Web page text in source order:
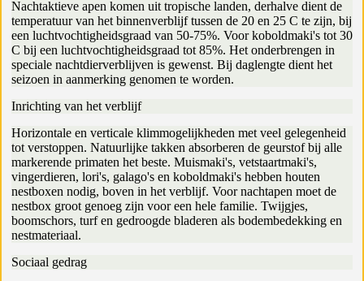
Nachtaktieve apen komen uit tropische landen, derhalve dient de
temperatuur van het binnenverblijf tussen de 20 en 25 C te zijn, bij
een luchtvochtigheidsgraad van 50-75%. Voor koboldmaki's tot 30
C bij een luchtvochtigheidsgraad tot 85%. Het onderbrengen in
speciale nachtdierverblijven is gewenst. Bij daglengte dient het
seizoen in aanmerking genomen te worden.
Inrichting van het verblijf
Horizontale en verticale klimmogelijkheden met veel gelegenheid
tot verstoppen. Natuurlijke takken absorberen de geurstof bij alle
markerende primaten het beste. Muismaki's, vetstaartmaki's,
vingerdieren, lori's, galago's en koboldmaki's hebben houten
nestboxen nodig, boven in het verblijf. Voor nachtapen moet de
nestbox groot genoeg zijn voor een hele familie. Twijgjes,
boomschors, turf en gedroogde bladeren als bodembedekking en
nestmateriaal.
Sociaal gedrag